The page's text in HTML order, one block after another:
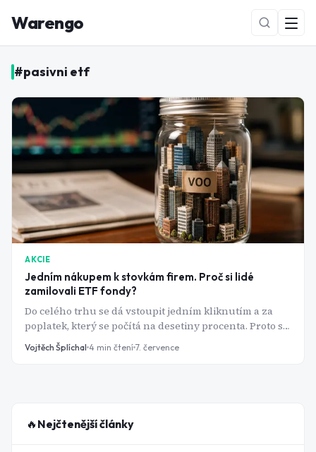
Warengo
NOVÉ
#pasivni etf
AKCIE
Jedním nákupem k stovkám firem. Proč si lidé
zamilovali ETF fondy?
Do celého trhu se dá vstoupit jedním kliknutím a za
poplatek, který se počítá na desetiny procenta. Proto se
ETF fondy staly vstupní bránou pro miliony nových
investorů.
Vojtěch Šplíchal 4 min čtení 7. července
🔥 Nejčtenější články